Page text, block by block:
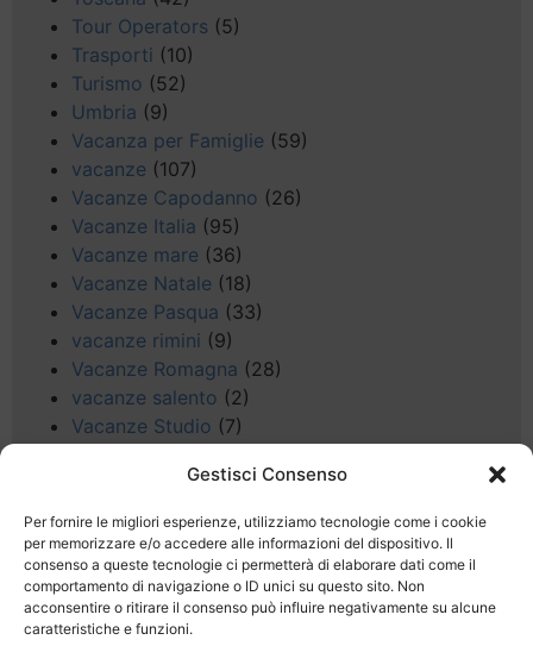
Gestisci Consenso
Per fornire le migliori esperienze, utilizziamo tecnologie come i cookie
per memorizzare e/o accedere alle informazioni del dispositivo. Il
consenso a queste tecnologie ci permetterà di elaborare dati come il
comportamento di navigazione o ID unici su questo sito. Non
acconsentire o ritirare il consenso può influire negativamente su alcune
caratteristiche e funzioni.
Tour Operators (5)
Trasporti (10)
Turismo (52)
Umbria (9)
Vacanza per Famiglie (59)
vacanze (107)
Vacanze Capodanno (26)
Vacanze Italia (95)
Vacanze mare (36)
Vacanze Natale (18)
Vacanze Pasqua (33)
vacanze rimini (9)
Vacanze Romagna (28)
vacanze salento (2)
Vacanze Studio (7)
(5)
Veneto (25)
Voli low cost(4)
Web(9)
week end(45)
Wellness(11)